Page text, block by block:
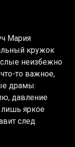
Мария
кружок
неизбежно
то важное,
драмы:
давление
лишь яркое
след